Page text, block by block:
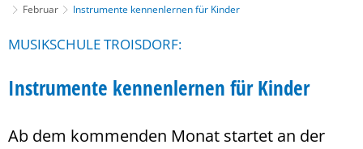
Februar
Instrumente kennenlernen für Kinder
MUSIKSCHULE TROISDORF:
Instrumente kennenlernen für Kinder
Ab dem kommenden Monat startet an der